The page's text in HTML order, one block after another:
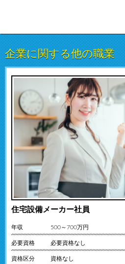
企業に関する他の職業
住宅設備メーカー社員
年収 500～700万円
必要資格 必要資格なし
資格区分 資格なし